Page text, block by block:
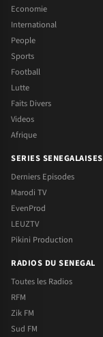
Economie
International
People
Sports
Football
Lutte
Faits Divers
Videos
Afrique
SERIES SENEGALAISES
Derniers Episodes
Marodi TV
EvenProd
LEUZTV
Pikini Production
RADIOS DU SENEGAL
Toutes les Radios
RFM
Zik FM
Sud FM